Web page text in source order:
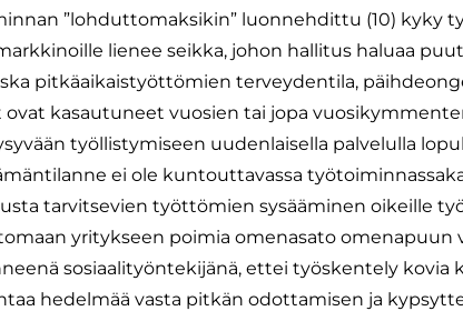
”lohduttomaksikin” luonnehdittu (10) kyky
lienee seikka, johon hallitus haluaa
pitkäaikaistyöttömien terveydentila,
kasautuneet vuosien tai jopa
työllistymiseen uudenlaisella palvelulla
ei ole kuntouttavassa
tarvitsevien työttömien sysääminen oikeille
yritykseen poimia omenasato omenapuun
sosiaalityöntekijänä, ettei työskentely
hedelmää vasta pitkän odottamisen ja